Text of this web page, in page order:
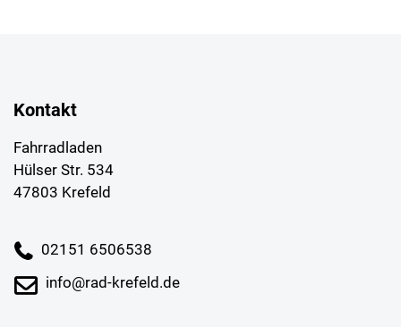
Kontakt
Fahrradladen
Hülser Str. 534
47803 Krefeld
02151 6506538
info@rad-krefeld.de